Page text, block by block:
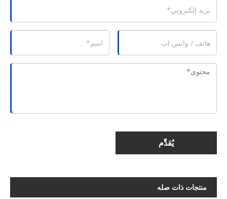
يُقدِّم
منتجات ذات صله